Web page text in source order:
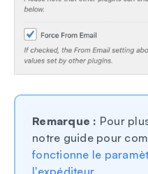
Remarque : Pour
notre guide pour
fonctionne le
l'expéditeur.